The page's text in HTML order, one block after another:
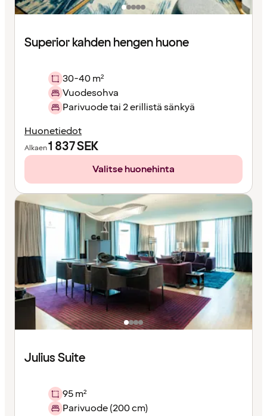
Superior kahden hengen huone
30-40 m²
Vuodesohva
Parivuode tai 2 erillistä sänkyä
Huonetiedot
Alkaen1 837SEK
Valitse huonehinta
Julius Suite
95 m²
Parivuode (200 cm)